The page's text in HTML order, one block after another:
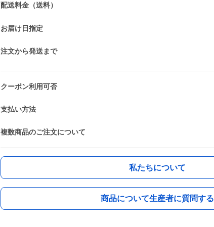
配送料金（送料）
お届け日指定
注文から発送まで
クーポン利用可否
支払い方法
複数商品のご注文について
私たちについて
商品について生産者に質問する